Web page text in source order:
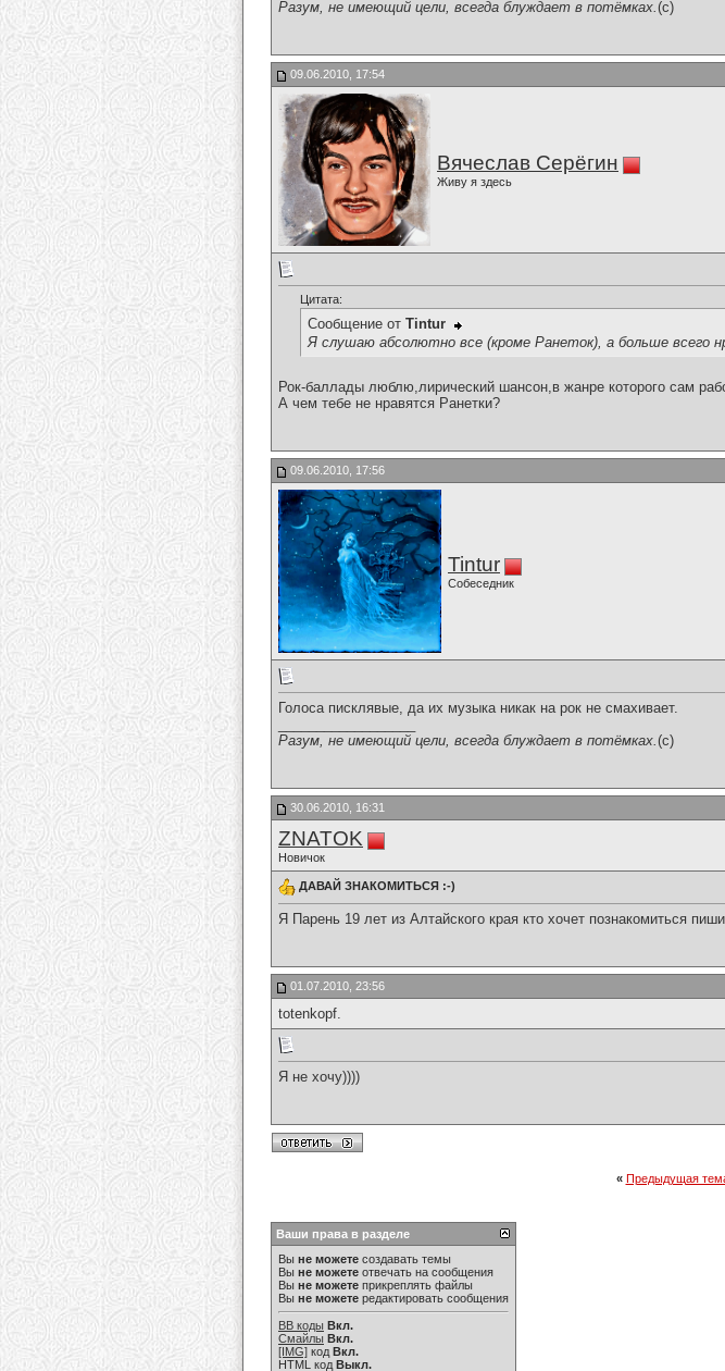
Разум, не имеющий цели, всегда блуждает в потёмках.(c)
09.06.2010, 17:54
Вячеслав Серёгин
Живу я здесь
Цитата:
Сообщение от Tintur
Я слушаю абсолютно все (кроме Ранеток), а больше всего
Рок-баллады люблю,лирический шансон,в жанре которого сам
А чем тебе не нравятся Ранетки?
09.06.2010, 17:56
Tintur
Собеседник
Голоса писклявые, да их музыка никак на рок не смахивает.
Разум, не имеющий цели, всегда блуждает в потёмках.(c)
30.06.2010, 16:31
ZNATOK
Новичок
ДАВАЙ ЗНАКОМИТЬСЯ :-)
Я Парень 19 лет из Алтайского края кто хочет познакомиться
01.07.2010, 23:56
totenkopf.
Я не хочу))))
« Предыдущая
Ваши права в разделе
Вы не можете создавать темы
Вы не можете отвечать на сообщения
Вы не можете прикреплять файлы
Вы не можете редактировать сообщения
BB коды Вкл.
Смайлы Вкл.
[IMG] код Вкл.
HTML код Выкл.